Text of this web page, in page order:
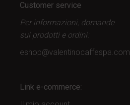
Customer service
Per informazioni, domande
sui prodotti e ordini:
eshop@valentinocaffespa.com
Link e-commerce: